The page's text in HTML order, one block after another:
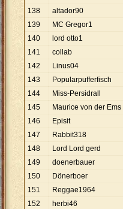
138
altador90
139
MC Gregor1
140
lord otto1
141
collab
142
Linus04
143
Popularpufferfisch
144
Miss-Persidrall
145
Maurice von der Ems
146
Episit
147
Rabbit318
148
Lord Lord gerd
149
doenerbauer
150
Dönerboer
151
Reggae1964
152
herbi46